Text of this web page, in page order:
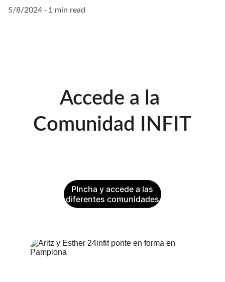
5/8/2024
1 min read
Accede a la
Comunidad INFIT
PIncha y accede a las
diferentes comunidades